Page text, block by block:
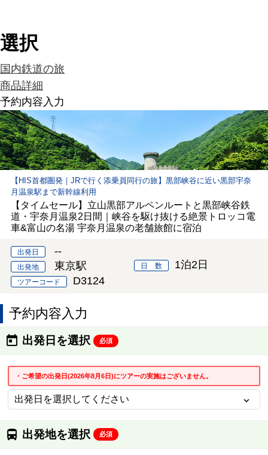
選択
国内鉄道の旅
商品詳細
予約内容入力
【HIS首都圏発｜JRで行く添乗員同行の旅】黒部峡谷に近い黒部宇奈
月温泉駅まで新幹線利用
【タイムセール】立山黒部アルペンルートと黒部峡谷鉄
道・宇奈月温泉2日間｜峡谷を駆け抜ける絶景トロッコ電
車&富山の名湯 宇奈月温泉の老舗旅館に宿泊
出発日 --
出発地 東京駅 日 数 1泊2日
ツアーコード D3124
予約内容入力
出発日を選択 必須
・ご希望の出発日(2026年8月6日)にツアーの実施はございません。
出発地を選択 必須